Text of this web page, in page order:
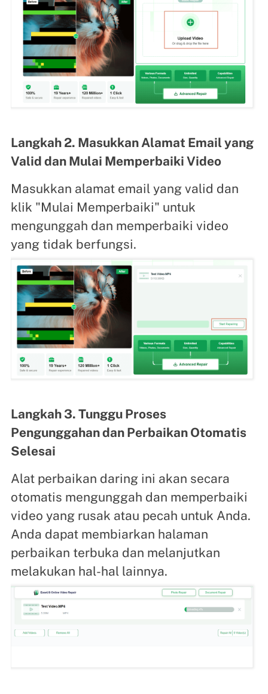
Langkah 2. Masukkan Alamat Email yang
Valid dan Mulai Memperbaiki Video
Masukkan alamat email yang valid dan
klik "Mulai Memperbaiki" untuk
mengunggah dan memperbaiki video
yang tidak berfungsi.
Langkah 3. Tunggu Proses
Pengunggahan dan Perbaikan Otomatis
Selesai
Alat perbaikan daring ini akan secara
otomatis mengunggah dan memperbaiki
video yang rusak atau pecah untuk Anda.
Anda dapat membiarkan halaman
perbaikan terbuka dan melanjutkan
melakukan hal-hal lainnya.